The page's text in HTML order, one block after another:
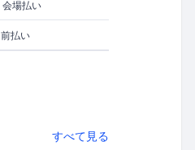
会場払い
前払い
すべて見る